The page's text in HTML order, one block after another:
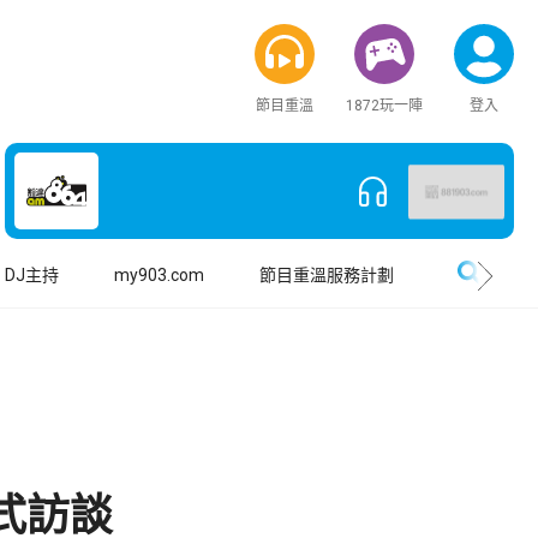
節目重溫 1872玩一陣 登入
DJ主持 my903.com 節目重溫服務計劃
訪談